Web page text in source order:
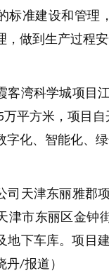
标准建设和管理
，做到生产过程
客湾科学城项目
万平方米，项目
字化、智能化、
司天津东丽雅郡
津市东丽区金钟
地下车库。项目
丹/报道）